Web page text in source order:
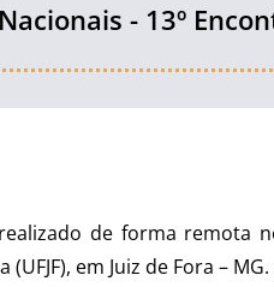
- 13º
de forma remota
em Juiz de Fora – MG.